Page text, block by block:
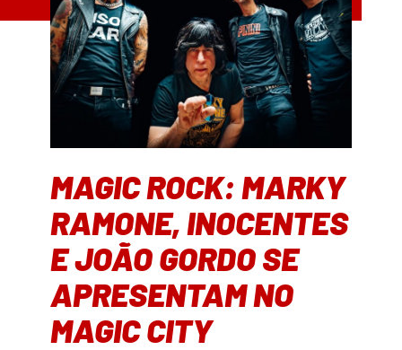
MAGIC ROCK: MARKY
RAMONE, INOCENTES
E JOÃO GORDO SE
APRESENTAM NO
MAGIC CITY